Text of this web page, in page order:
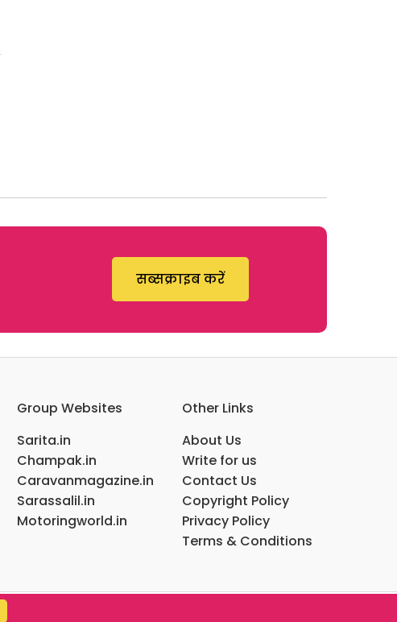
सब्सक्राइब करें
Group Websites
Sarita.in
Champak.in
Caravanmagazine.in
Sarassalil.in
Motoringworld.in
Other Links
About Us
Write for us
Contact Us
Copyright Policy
Privacy Policy
Terms & Conditions